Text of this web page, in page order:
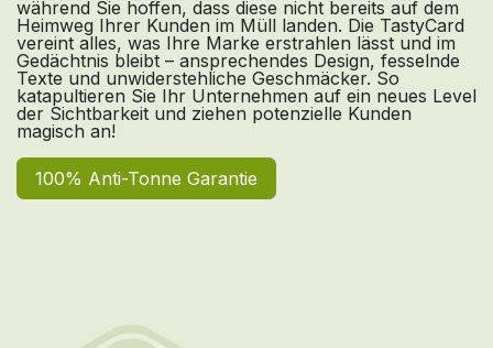
während Sie hoffen, dass diese nicht bereits auf dem
Heimweg Ihrer Kunden im Müll landen. Die TastyCard
vereint alles, was Ihre Marke erstrahlen lässt und im
Gedächtnis bleibt – ansprechendes Design, fesselnde
Texte und unwiderstehliche Geschmäcker. So
katapultieren Sie Ihr Unternehmen auf ein neues Level
der Sichtbarkeit und ziehen potenzielle Kunden
magisch an!
100% Anti-Tonne Garantie